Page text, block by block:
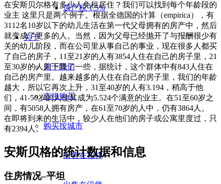
遗产税 1.5%
关于
关于我们
直接购买
购买按城市
出售在柏林
在安斯贝尔格有多少人免租居住？我们可以找到每个年龄段的
业主 这里只是两个例子。根据全德国的计算（empirica），有
3112名10岁以下的幼儿生活在第一代父母拥有的房产中，然后
就变成了更多的人。当然，因为父母已经抛开了与报酬很少有
关的幼儿阶段，而在公司里从事自己的事业，现在很多人都买
了自己的房子，11至21岁的人有3854人住在自己的房子里，21
至30岁的人则下降了一些，据统计，这个群体中有843人住在
自己的房产里。越来越多的人住在自己的房子里，我们的年龄
越大，所以它再次上升，31至40岁的人有3.194，稍高于他
们，41-50岁的人使其成为5.524个满意的业主。在51至60岁之
间，有5058人拥有房产，在61至70岁的人中，仍有3864人。
在即将到来的生活中，较少人在他们的房子或公寓里度过，只
有2394人。
安斯贝格的统计数据和信息
住房情况–平坦